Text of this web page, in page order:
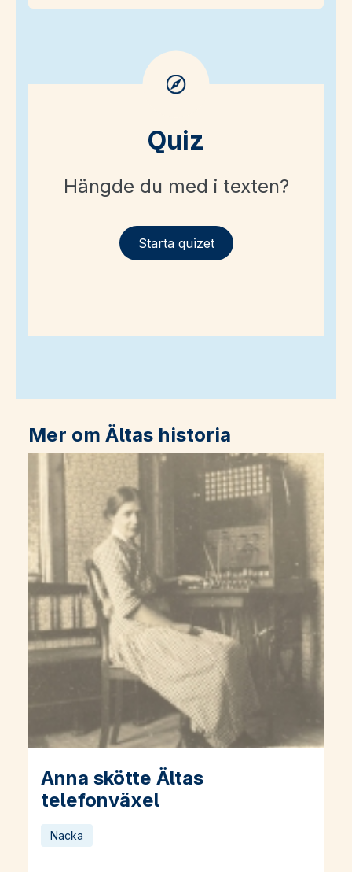
Quiz
Hängde du med i texten?
Starta quizet
Mer om Ältas historia
Anna skötte Ältas
telefonväxel
Läs mer om Anna skötte Ältas telefonväxel
Nacka